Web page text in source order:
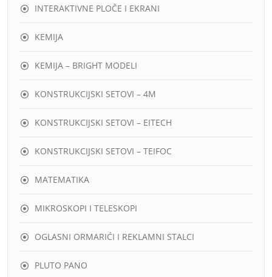
INTERAKTIVNE PLOČE I EKRANI
KEMIJA
KEMIJA – BRIGHT MODELI
KONSTRUKCIJSKI SETOVI – 4M
KONSTRUKCIJSKI SETOVI – EITECH
KONSTRUKCIJSKI SETOVI – TEIFOC
MATEMATIKA
MIKROSKOPI I TELESKOPI
OGLASNI ORMARIĆI I REKLAMNI STALCI
PLUTO PANO